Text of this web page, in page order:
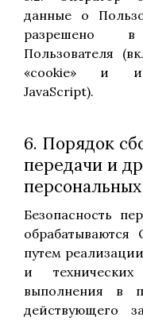
данные о
разрешено в
Пользователя
«cookie» и
JavaScript).
6. Порядок
передачи и
Безопасность
обрабатываются
путем
и
выполнения в
действующего